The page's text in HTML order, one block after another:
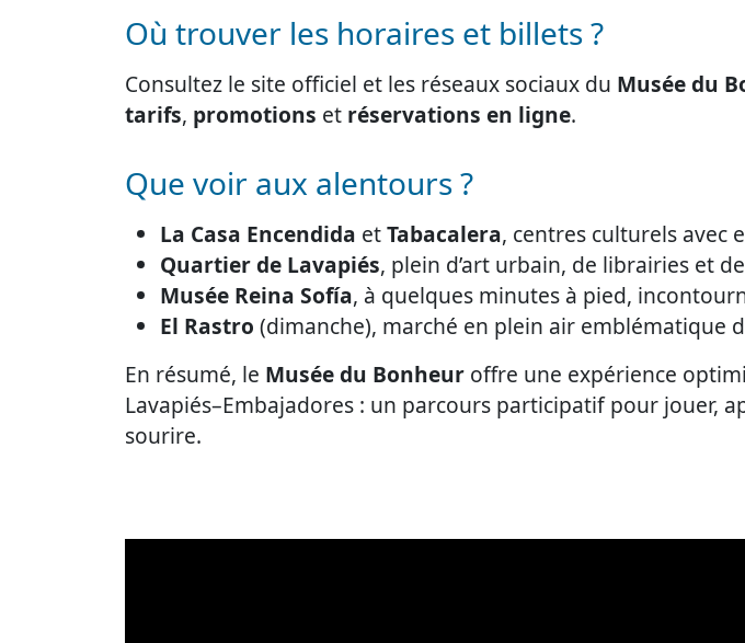
Où trouver les horaires et billets ?
Consultez le site officiel et les réseaux sociaux du Musée du
tarifs, promotions et réservations en ligne.
Que voir aux alentours ?
La Casa Encendida etTabacalera, centres culturels avec
Quartier de Lavapiés, plein d’art urbain, de librairies et
Musée Reina Sofía, à quelques minutes à pied,
El Rastro (dimanche), marché en plein air emblématique
En résumé, le Musée du Bonheur offre une expérience
Lavapiés–Embajadores : un parcours participatif pour jouer,
sourire.